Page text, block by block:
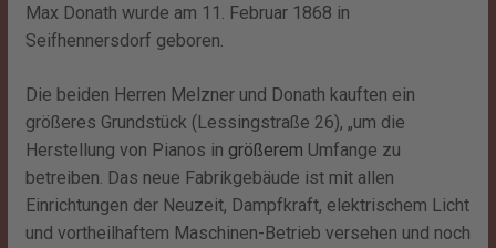
Max Donath wurde am 11. Februar 1868 in
Seifhennersdorf geboren.
Die beiden Herren Melzner und Donath kauften ein
größeres Grundstück (Lessingstraße 26), „um die
Herstellung von Pianos in größerem Umfange zu
betreiben. Das neue Fabrikgebäude ist mit allen
Einrichtungen der Neuzeit, Dampfkraft, elektrischem Licht
und vortheilhaftem Maschinen-Betrieb versehen und noch